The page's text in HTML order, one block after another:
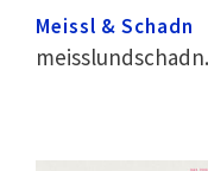
Meissl & Schadn